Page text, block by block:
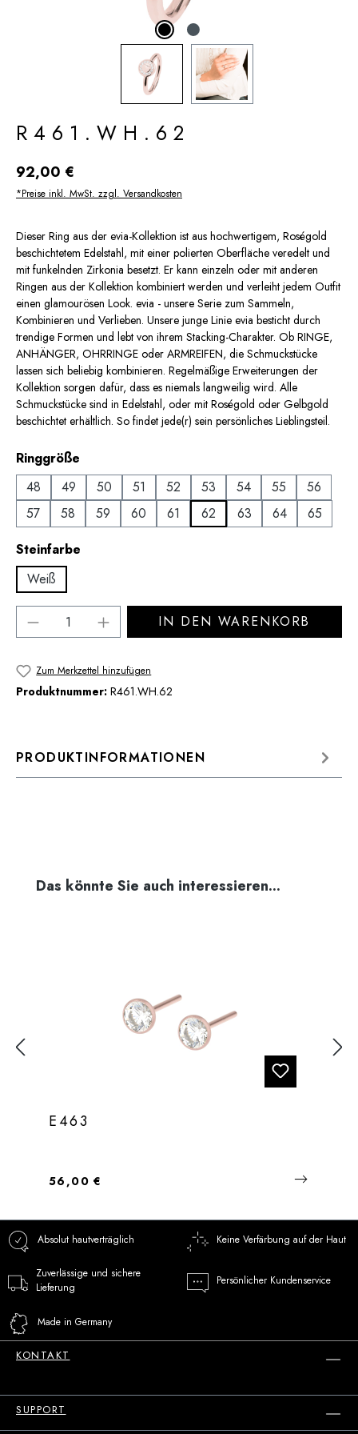
R461.WH.62
Regulärer Preis:
92,00 €
*Preise inkl. MwSt. zzgl. Versandkosten
Dieser Ring aus der evia-Kollektion ist aus hochwertigem, Roségold
beschichtetem Edelstahl, mit einer polierten Oberfläche veredelt und
mit funkelnden Zirkonia besetzt. Er kann einzeln oder mit anderen
Ringen aus der Kollektion kombiniert werden und verleiht jedem Outfit
einen glamourösen Look. evia - unsere Serie zum Sammeln,
Kombinieren und Verlieben. Unsere junge Linie evia besticht durch
trendige Formen und lebt von ihrem Stacking-Charakter. Ob RINGE,
ANHÄNGER, OHRRINGE oder ARMREIFEN, die Schmuckstücke
lassen sich beliebig kombinieren. Regelmäßige Erweiterungen der
Kollektion sorgen dafür, dass es niemals langweilig wird. Alle
Schmuckstücke sind in Edelstahl, oder mit Roségold oder Gelbgold
beschichtet erhältlich. So findet jede(r) sein persönliches Lieblingsteil.
Ringgröße
48
49 50 51 52 53 54 55
56
57
58 59 60 61 62 63 64
65
Steinfarbe
Weiß
Produkt Anzahl: Gib den gewünschten
IN DEN WARENKORB
Zum Merkzettel hinzufügen
Produktnummer: R461.WH.62
PRODUKTINFORMATIONEN
Produktgalerie überspringen
Das könnte Sie auch interessieren...
E463
Regulärer Preis:
56,00 €
Absolut hautverträglich Keine Verfärbung auf der Haut
Zuverlässige und sichere
Lieferung
Persönlicher Kundenservice
Made in Germany
KONTAKT
SUPPORT